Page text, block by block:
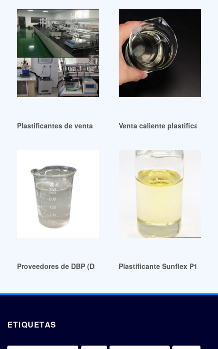
Plastificantes de venta caliente Archives-Innua Argentina
Venta caliente plastificante
Proveedores de DBP (DIBUTIL FTALATO) Argentina
Plastificante Sunflex P1
ETIQUETAS